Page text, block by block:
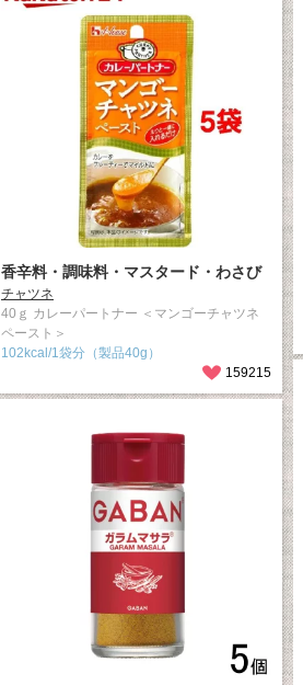
香辛料・調味料・マスタード・わさび
チャツネ
40ｇ カレーパートナー ＜マンゴーチャツネ
ペースト＞
102kcal/1袋分（製品40g）
159215